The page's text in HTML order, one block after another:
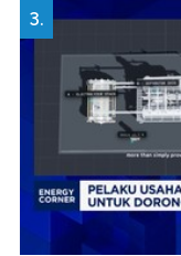
3.